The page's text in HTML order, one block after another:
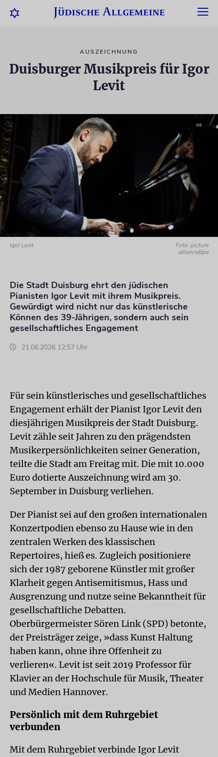
AUSZEICHNUNG
Duisburger Musikpreis für Igor
Levit
Igor Levit
Foto: picture
alliance/dpa
Die Stadt Duisburg ehrt den jüdischen
Pianisten Igor Levit mit ihrem Musikpreis.
Gewürdigt wird nicht nur das künstlerische
Können des 39-Jährigen, sondern auch sein
gesellschaftliches Engagement
21.06.2026 12:57 Uhr
Für sein künstlerisches und gesellschaftliches
Engagement erhält der Pianist Igor Levit den
diesjährigen Musikpreis der Stadt Duisburg.
Levit zähle seit Jahren zu den prägendsten
Musikerpersönlichkeiten seiner Generation,
teilte die Stadt am Freitag mit. Die mit 10.000
Euro dotierte Auszeichnung wird am 30.
September in Duisburg verliehen.
Der Pianist sei auf den großen internationalen
Konzertpodien ebenso zu Hause wie in den
zentralen Werken des klassischen
Repertoires, hieß es. Zugleich positioniere
sich der 1987 geborene Künstler mit großer
Klarheit gegen Antisemitismus, Hass und
Ausgrenzung und nutze seine Bekanntheit für
gesellschaftliche Debatten.
Oberbürgermeister Sören Link (SPD) betonte,
der Preisträger zeige, »dass Kunst Haltung
haben kann, ohne ihre Offenheit zu
verlieren«. Levit ist seit 2019 Professor für
Klavier an der Hochschule für Musik, Theater
und Medien Hannover.
Persönlich mit dem Ruhrgebiet
verbunden
Mit dem Ruhrgebiet verbinde Igor Levit